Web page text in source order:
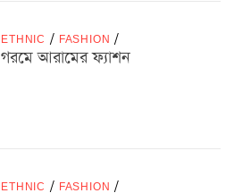
ETHNIC / FASHION /
গরমে আরামের ফ্যাশন
ETHNIC / FASHION /